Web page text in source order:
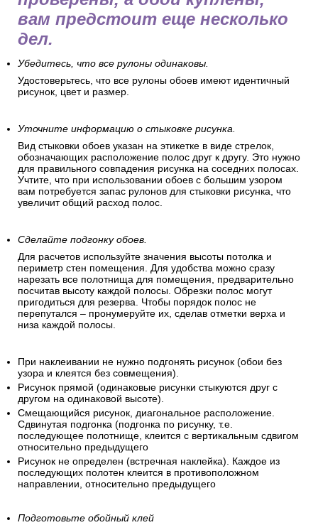
вам предстоит еще несколько
дел.
Убедитесь, что все рулоны одинаковы.
Удостоверьтесь, что все рулоны обоев имеют идентичный
рисунок, цвет и размер.
Уточните информацию о стыковке рисунка.
Вид стыковки обоев указан на этикетке в виде стрелок,
обозначающих расположение полос друг к другу. Это нужно
для правильного совпадения рисунка на соседних полосах.
Учтите, что при использовании обоев с большим узором
вам потребуется запас рулонов для стыковки рисунка, что
увеличит общий расход полос.
Сделайте подгонку обоев.
Для расчетов используйте значения высоты потолка и
периметр стен помещения. Для удобства можно сразу
нарезать все полотнища для помещения, предварительно
посчитав высоту каждой полосы. Обрезки полос могут
пригодиться для резерва. Чтобы порядок полос не
перепутался – пронумеруйте их, сделав отметки верха и
низа каждой полосы.
При наклеивании не нужно подгонять рисунок (обои без
узора и клеятся без совмещения).
Рисунок прямой (одинаковые рисунки стыкуются друг с
другом на одинаковой высоте).
Смещающийся рисунок, диагональное расположение.
Сдвинутая подгонка (подгонка по рисунку, т.е.
последующее полотнище, клеится с вертикальным сдвигом
относительно предыдущего
Рисунок не определен (встречная наклейка). Каждое из
последующих полотен клеится в противоположном
направлении, относительно предыдущего
Подготовьте обойный клей